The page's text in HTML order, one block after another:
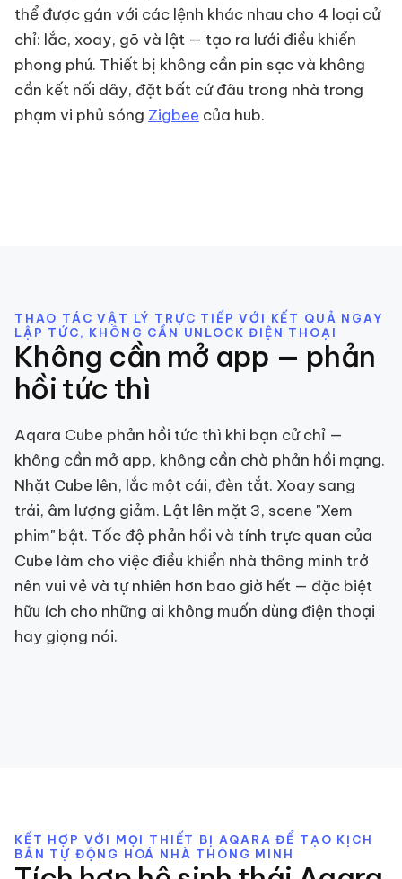
thể được gán với các lệnh khác nhau cho 4 loại cử
chỉ: lắc, xoay, gõ và lật — tạo ra lưới điều khiển
phong phú. Thiết bị không cần pin sạc và không
cần kết nối dây, đặt bất cứ đâu trong nhà trong
phạm vi phủ sóng Zigbee của hub.
THAO TÁC VẬT LÝ TRỰC TIẾP VỚI KẾT QUẢ NGAY
LẬP TỨC, KHÔNG CẦN UNLOCK ĐIỆN THOẠI
Không cần mở app — phản
hồi tức thì
Aqara Cube phản hồi tức thì khi bạn cử chỉ —
không cần mở app, không cần chờ phản hồi mạng.
Nhặt Cube lên, lắc một cái, đèn tắt. Xoay sang
trái, âm lượng giảm. Lật lên mặt 3, scene "Xem
phim" bật. Tốc độ phản hồi và tính trực quan của
Cube làm cho việc điều khiển nhà thông minh trở
nên vui vẻ và tự nhiên hơn bao giờ hết — đặc biệt
hữu ích cho những ai không muốn dùng điện thoại
hay giọng nói.
KẾT HỢP VỚI MỌI THIẾT BỊ AQARA ĐỂ TẠO KỊCH
BẢN TỰ ĐỘNG HOÁ NHÀ THÔNG MINH